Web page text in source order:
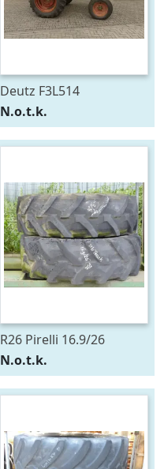
Deutz F3L514
N.o.t.k.
R26 Pirelli 16.9/26
N.o.t.k.